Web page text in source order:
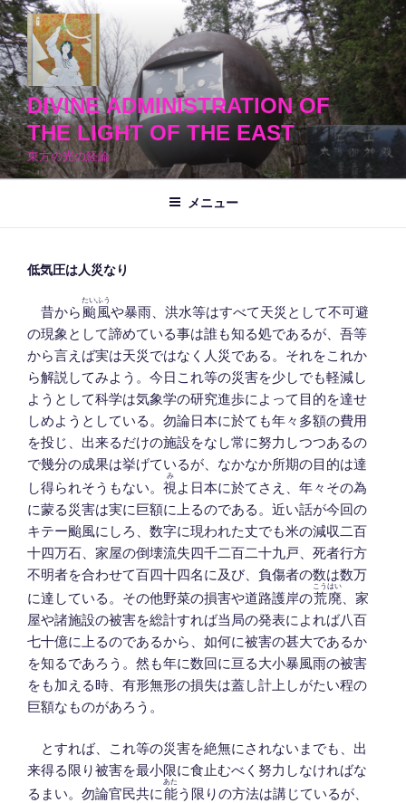
コ
ン
テ
ン
ツ
へ
ス
キ
ッ
DIVINE ADMINISTRATION OF
THE LIGHT OF THE EAST
東方の光の経綸
メニュー
低気圧は人災なり
昔から 颱風
たいふう
や暴雨、洪水等はすべて天災として不可避
の現象として諦めている事は誰も知る処であるが、吾等
から言えば実は天災ではなく人災である。それをこれか
ら解説してみよう。今日これ等の災害を少しでも軽減し
ようとして科学は気象学の研究進歩によって目的を達せ
しめようとしている。勿論日本に於ても年々多額の費用
を投じ、出来るだけの施設をなし常に努力しつつあるの
で幾分の成果は挙げているが、なかなか所期の目的は達
し得られそうもない。 視
み
よ日本に於てさえ、年々その為
に蒙る災害は実に巨額に上るのである。近い話が今回の
キテー颱風にしろ、数字に現われた丈でも米の減収二百
十四万石、家屋の倒壊流失四千二百二十九戸、死者行方
不明者を合わせて百四十四名に及び、負傷者の数は数万
に達している。その他野菜の損害や道路護岸の荒廃
こうはい
、家
屋や諸施設の被害を総計すれば当局の発表によれば八百
七十億に上るのであるから、如何に被害の甚大であるか
を知るであろう。然も年に数回に亘る大小暴風雨の被害
をも加える時、有形無形の損失は蓋し計上しがたい程の
巨額なものがあろう。
とすれば、これ等の災害を絶無にされないまでも、出
来得る限り被害を最小限に食止むべく努力しなければな
るまい。勿論官民共に能
あた
う限りの方法は講じているが、